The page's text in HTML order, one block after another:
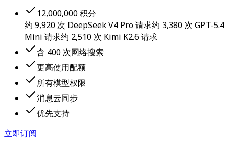
12,000,000 积分
约 9,920 次 DeepSeek V4 Pro 请求约 3,380 次 GPT-5.4
Mini 请求约 2,510 次 Kimi K2.6 请求
含 400 次网络搜索
更高使用配额
所有模型权限
消息云同步
优先支持
立即订阅